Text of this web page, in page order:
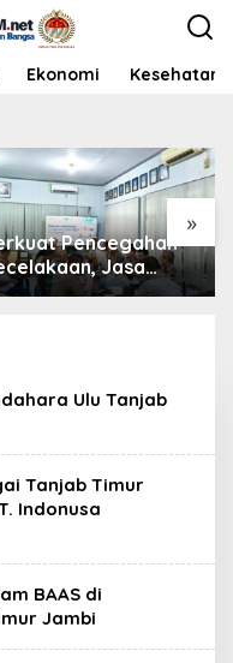
Ekonomi Kesehatan
»
Pencegahan
Jasa
Kalbar Hadiri
Ulu Tanjab
Tanjab Timur
Indonusa
BAAS di
Jambi